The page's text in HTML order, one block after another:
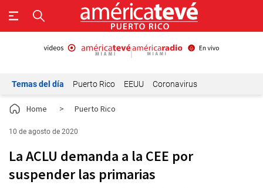
Temas del día Puerto Rico EEUU Coronavirus
Home > Puerto Rico
10 de agosto de 2020
La ACLU demanda a la CEE por
suspender las primarias